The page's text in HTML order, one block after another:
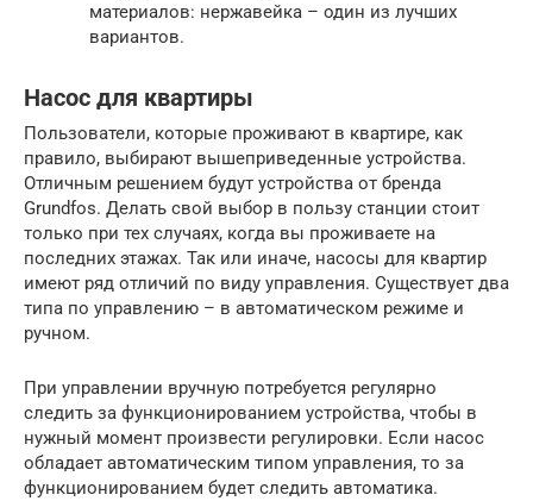
материалов: нержавейка – один из лучших
вариантов.
Насос для квартиры
Пользователи, которые проживают в квартире, как
правило, выбирают вышеприведенные устройства.
Отличным решением будут устройства от бренда
Grundfos. Делать свой выбор в пользу станции стоит
только при тех случаях, когда вы проживаете на
последних этажах. Так или иначе, насосы для квартир
имеют ряд отличий по виду управления. Существует два
типа по управлению – в автоматическом режиме и
ручном.
При управлении вручную потребуется регулярно
следить за функционированием устройства, чтобы в
нужный момент произвести регулировки. Если насос
обладает автоматическим типом управления, то за
функционированием будет следить автоматика.